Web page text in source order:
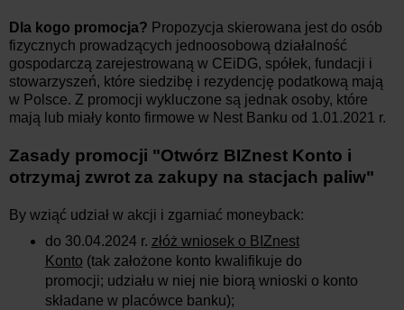
Dla kogo promocja? Propozycja skierowana jest do osób
fizycznych prowadzących jednoosobową działalność
gospodarczą zarejestrowaną w CEiDG, spółek, fundacji i
stowarzyszeń, które siedzibę i rezydencję podatkową mają
w Polsce. Z promocji wykluczone są jednak osoby, które
mają lub miały konto firmowe w Nest Banku od 1.01.2021 r.
Zasady promocji "Otwórz BIZnest Konto i
otrzymaj zwrot za zakupy na stacjach paliw"
By wziąć udział w akcji i zgarniać moneyback:
do 30.04.2024 r. złóż wniosek o BIZnest
Konto (tak założone konto kwalifikuje do
promocji; udziału w niej nie biorą wnioski o konto
składane w placówce banku);